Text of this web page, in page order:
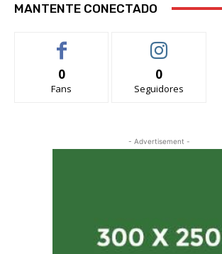
MANTENTE CONECTADO
0
Fans
0
Seguidores
- Advertisement -